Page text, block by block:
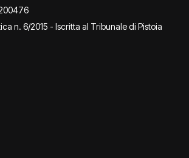
n. 6/2015 - Iscritta al Tribunale di Pistoia